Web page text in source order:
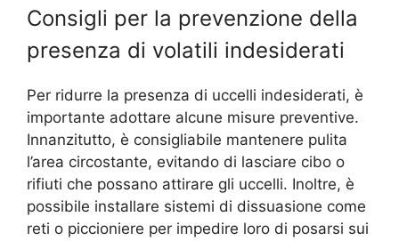
Consigli per la prevenzione della
presenza di volatili indesiderati
Per ridurre la presenza di uccelli indesiderati, è
importante adottare alcune misure preventive.
Innanzitutto, è consigliabile mantenere pulita
l’area circostante, evitando di lasciare cibo o
rifiuti che possano attirare gli uccelli. Inoltre, è
possibile installare sistemi di dissuasione come
reti o piccioniere per impedire loro di posarsi sui